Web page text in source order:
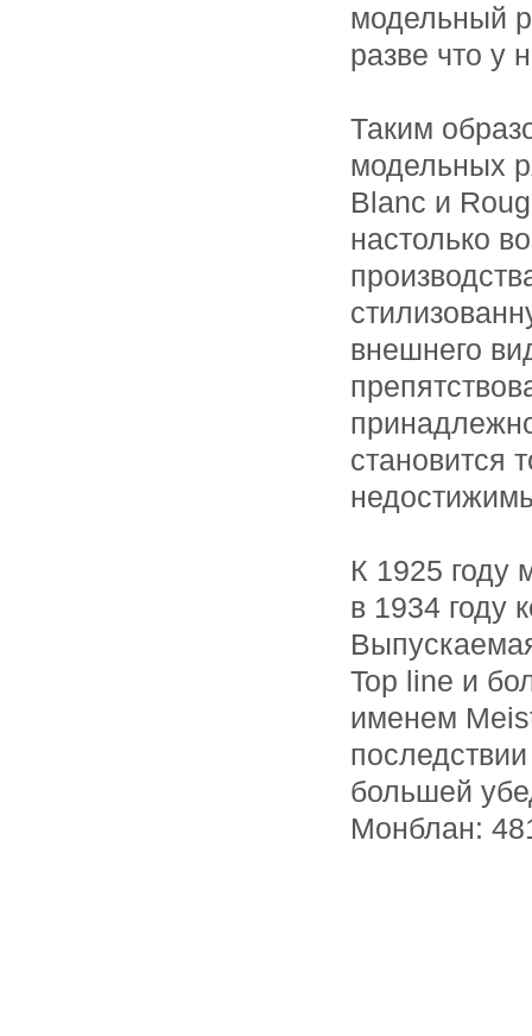
модельный
разве что у
Таким
модельных
Blanc и
настолько
внешнего
становится
К 1925 году
в 1934 году
Top line и
именем
большей
Монблан: